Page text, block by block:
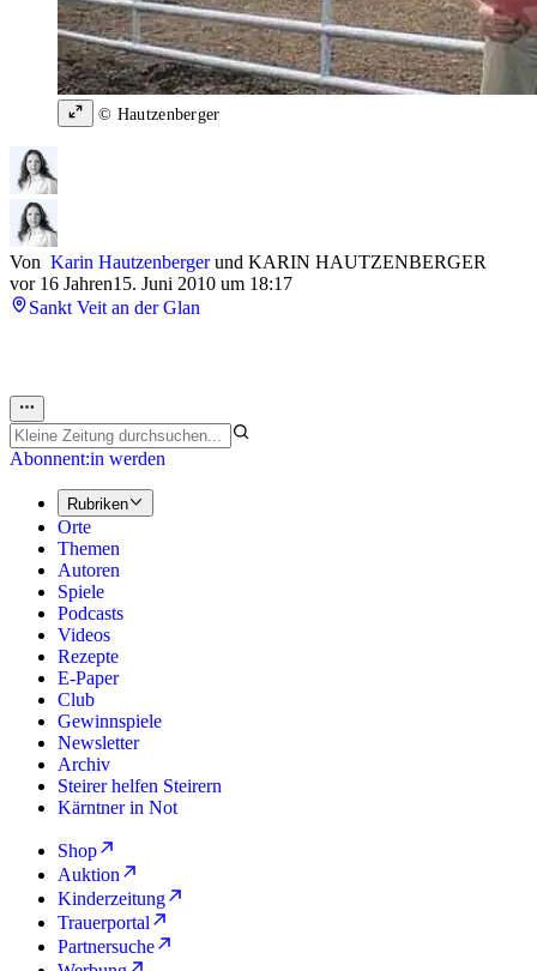
© Hautzenberger
Von Karin Hautzenbergerund KARIN HAUTZENBERGER
vor 16 Jahren15. Juni 2010 um 18:17
Sankt Veit an der Glan
Abonnent:in werden
Rubriken
Orte
Themen
Autoren
Spiele
Podcasts
Videos
Rezepte
E-Paper
Club
Gewinnspiele
Newsletter
Archiv
Steirer helfen Steirern
Kärntner in Not
Shop
Auktion
Kinderzeitung
Trauerportal
Partnersuche